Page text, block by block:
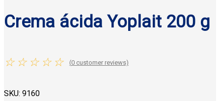
Crema ácida Yoplait 200 g
☆ ☆ ☆ ☆ ☆ (0 customer reviews)
SKU: 9160